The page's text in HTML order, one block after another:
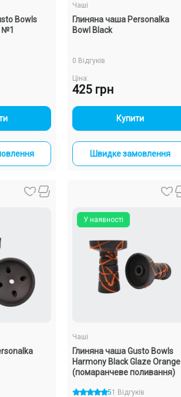
Bowls
№1
+
Чаші
Глиняна чаша Personalka
Bowl Black
0 Відгуків
Ціна:
425 грн
- +
Купити
Швидке замовлення
У наявності
Чаші
Глиняна чаша Gusto Bowls
Harmony Black Glaze Orange
(помаранчеве поливання)
51 Відгуків